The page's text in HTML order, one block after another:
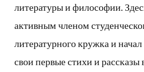
литературы и философии.
активным членом
литературного кружка и
свои первые стихи и рассказы